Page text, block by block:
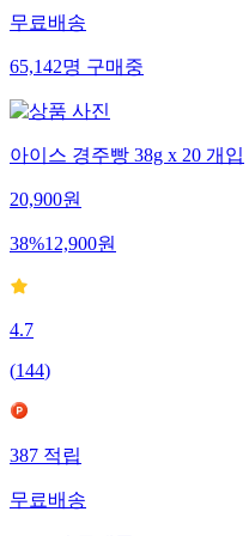
무료배송
65,142명구매중
아이스 경주빵 38g x 20 개입
20,900원
38%12,900원
4.7
(144)
387적립
무료배송